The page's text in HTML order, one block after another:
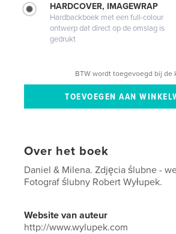
HARDCOVER, IMAGEWRAP
Hardbackboek met een full-colour
ontwerp dat direct op de omslag is
gedrukt
BTW wordt toegevoegd bij de
Over het boek
Daniel & Milena. Zdjęcia ślubne -
Fotograf ślubny Robert Wyłupek.
Website van auteur
http://www.wylupek.com